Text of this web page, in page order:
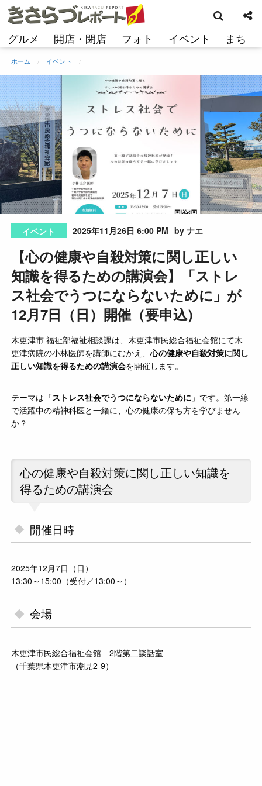
コ
ン
ン
へ
ス
キ
ッ
プ
グルメ 開店・閉店 フォト イベント まち
索
ホーム イベント
イベント 2025年11月26日 6:00 PM by ナエ
【心の健康や自殺対策に関し正しい
知識を得るための講演会】「ストレ
ス社会でうつにならないために」が
12月7日（日）開催（要申込）
木更津市 福祉部福祉相談課は、木更津市民総合福祉会館にて木
更津病院の小林医師を講師にむかえ、心の健康や自殺対策に関し
正しい知識を得るための講演会を開催します。
テーマは 「ストレス社会でうつにならないために 」です。第一線
で活躍中の精神科医と一緒に、心の健康の保ち方を学びません
か？
心の健康や自殺対策に関し正しい知識を
得るための講演会
開催日時
2025年12月7日（日）
13:30～15:00（受付／13:00～）
会場
木更津市民総合福祉会館 2階第二談話室
（千葉県木更津市潮見2-9）